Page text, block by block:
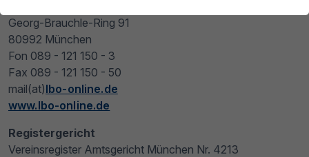
Georg-Brauchle-Ring 91
80992 München
Fon 089 - 121 150 - 3
Fax 089 - 121 150 - 50
mail(at)lbo-online.de
www.lbo-online.de
Registergericht
Vereinsregister Amtsgericht München Nr. 4213